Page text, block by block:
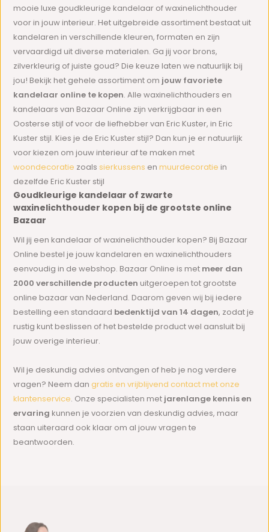
mooie luxe goudkleurige kandelaar of waxinelichthouder
voor in jouw interieur. Het uitgebreide assortiment bestaat uit
kandelaren in verschillende kleuren, formaten en zijn
vervaardigd uit diverse materialen. Ga jij voor brons,
zilverkleurig of juiste goud? Die keuze laten we natuurlijk bij
jou! Bekijk het gehele assortiment om jouw favoriete
kandelaar online te kopen. Alle waxinelichthouders en
kandelaars van Bazaar Online zijn verkrijgbaar in een
Oosterse stijl of voor de liefhebber van Eric Kuster, in Eric
Kuster stijl. Kies je de Eric Kuster stijl? Dan kun je er natuurlijk
voor kiezen om jouw interieur af te maken met
woondecoratie zoalssierkussens enmuurdecoratie in
dezelfde Eric Kuster stijl
Goudkleurige kandelaar of zwarte
waxinelichthouder kopen bij de grootste online
Bazaar
Wil jij een kandelaar of waxinelichthouder kopen? Bij Bazaar
Online bestel je jouw kandelaren en waxinelichthouders
eenvoudig in de webshop. Bazaar Online is met meer dan
2000 verschillende producten uitgeroepen tot grootste
online bazaar van Nederland. Daarom geven wij bij iedere
bestelling een standaard bedenktijd van 14 dagen, zodat je
rustig kunt beslissen of het bestelde product wel aansluit bij
jouw overige interieur.
Wil je deskundig advies ontvangen of heb je nog verdere
vragen? Neem dangratis en vrijblijvend contact met onze
klantenservice. Onze specialisten met jarenlange kennis en
ervaring kunnen je voorzien van deskundig advies, maar
staan uiteraard ook klaar om al jouw vragen te
beantwoorden.